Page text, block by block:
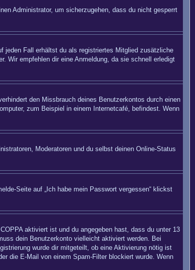
Administrator, um sicherzugehen, dass du nicht gesperrt
jeden Fall erhältst du als registriertes Mitglied zusätzliche
Wir empfehlen dir eine Anmeldung, da sie schnell erledigt
den Missbrauch deines Benutzerkontos durch einen
zum Beispiel in einem Internetcafé, befindest. Wenn
Moderatoren und du selbst deinen Online-Status
Seite auf „Ich habe mein Passwort vergessen“ klickst
COPPAaktiviert ist und du angegeben hast, dass du unter 13
dein Benutzerkonto vielleicht aktiviert werden. Bei
wurde dir mitgeteilt, ob eine Aktivierung nötig ist
die E-Mail von einem Spam-Filter blockiert wurde. Wenn